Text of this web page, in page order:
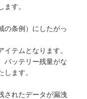
す。
の条例）にしたがっ
テムとなります。
バッテリー残量がな
ます。
されたデータが漏洩